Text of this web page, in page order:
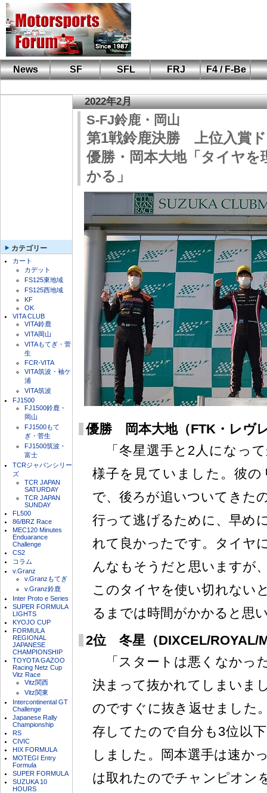
News SF SFL FRJ
F4 / F-Be
カテゴリー
カート
カデット
FS125東地域
FS125西地域
KF
OK
VITA CLUB
VITA鈴鹿
VITA岡山
VITAもてぎ・菅
生
FCR-VITA
VITA筑波・袖ケ
浦
VITA筑波
FJ1500
FJ1500鈴鹿・
岡山
FJ1500もて
ぎ・菅生
FJ1500筑波・
富士
TCRジャパンシリー
ズ
TCR JAPAN
SATURDAY
TCR JAPAN
SUNDAY
FL500
86/BRZ Race
MEC120 Minutes
Enduarance
Challenge
CS2
コラム
v.Granz
v.Granzもてぎ
v.Granz鈴鹿
Inter Proto e Series
SUPER FORMULA
LIGHTS
KYOJO CUP
FORMULA
REGIONAL
JAPANESE
CHAMPIONSHIP
TOYOTA GAZOO
Racing Netz Cup
Vitz Race
Vitz関西
Vitz関東
Intercontinental GT
Challenge
Japanese Rally
Championship
RS
CIVIC
HIX FORMULA
MOTEGI Entry
Formula
SUPER FORMULA
SUZUKA 10
HOURS
2022年2月
S-FJ鈴鹿・岡山
第1戦鈴鹿決勝 上位入賞
優勝・岡本大地「タイヤ
かる」
優勝 岡本大地（FTK・レヴ
「冬星選手と2人になっ
様子を見ていました。彼
で、後ろが追いついてきた
行って逃げるために、早め
れて良かったです。タイヤ
んなもそうだと思いますが
このタイヤを使い切れない
るまでは時間がかかると思
2位 冬星（DIXCEL/ROYAL/
「スタートは悪くなかっ
決まって抜かれてしまいま
のですぐに抜き返せました
存してたので自分も3位以
しました。岡本選手は速か
は取れたのでチャンピオン